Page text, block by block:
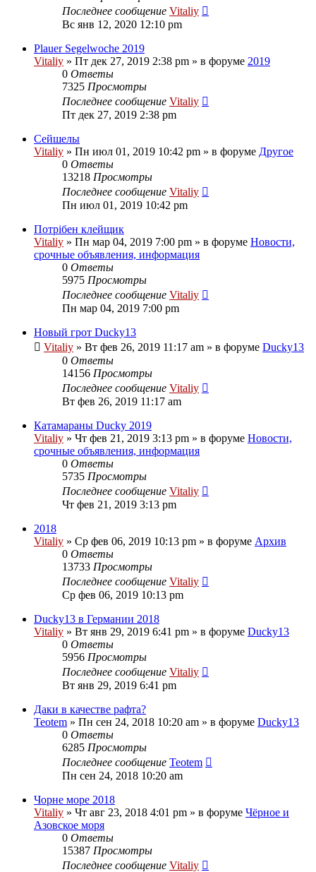
Последнее сообщение Vitaliy
Вс янв 12, 2020 12:10 pm
Plauer Segelwoche 2019
Vitaliy » Пт дек 27, 2019 2:38 pm » в форуме 2019
0 Ответы
7325 Просмотры
Последнее сообщение Vitaliy
Пт дек 27, 2019 2:38 pm
Сейшелы
Vitaliy » Пн июл 01, 2019 10:42 pm » в форуме Другое
0 Ответы
13218 Просмотры
Последнее сообщение Vitaliy
Пн июл 01, 2019 10:42 pm
Потрібен клейщик
Vitaliy » Пн мар 04, 2019 7:00 pm » в форуме Новости,
срочные объявления, информация
0 Ответы
5975 Просмотры
Последнее сообщение Vitaliy
Пн мар 04, 2019 7:00 pm
Новый грот Ducky13
Vitaliy » Вт фев 26, 2019 11:17 am » в форуме Ducky13
0 Ответы
14156 Просмотры
Последнее сообщение Vitaliy
Вт фев 26, 2019 11:17 am
Катамараны Ducky 2019
Vitaliy » Чт фев 21, 2019 3:13 pm » в форуме Новости,
срочные объявления, информация
0 Ответы
5735 Просмотры
Последнее сообщение Vitaliy
Чт фев 21, 2019 3:13 pm
2018
Vitaliy » Ср фев 06, 2019 10:13 pm » в форуме Архив
0 Ответы
13733 Просмотры
Последнее сообщение Vitaliy
Ср фев 06, 2019 10:13 pm
Ducky13 в Германии 2018
Vitaliy » Вт янв 29, 2019 6:41 pm » в форуме Ducky13
0 Ответы
5956 Просмотры
Последнее сообщение Vitaliy
Вт янв 29, 2019 6:41 pm
Даки в качестве рафта?
Teotem » Пн сен 24, 2018 10:20 am » в форуме Ducky13
0 Ответы
6285 Просмотры
Последнее сообщение Teotem
Пн сен 24, 2018 10:20 am
Чорне море 2018
Vitaliy » Чт авг 23, 2018 4:01 pm » в форуме Чёрное и
Азовское моря
0 Ответы
15387 Просмотры
Последнее сообщение Vitaliy